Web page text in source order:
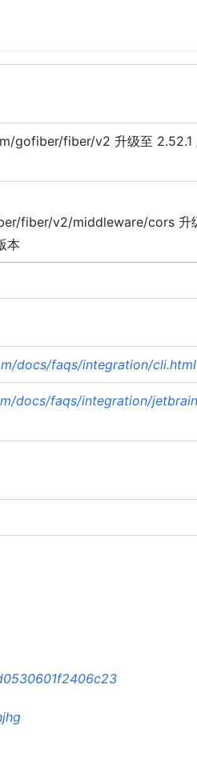
gofiber/fiber/v2 升级至 2.52.1
fiber/v2/middleware/cors 升
本
docs/faqs/integration/cli.html
docs/faqs/integration/